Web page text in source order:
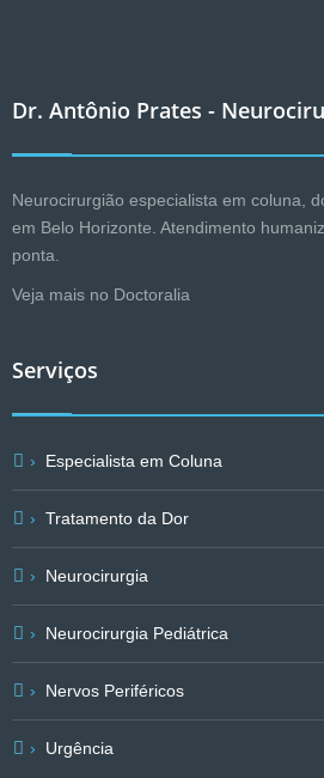
Dr. Antônio Prates -
Neurocirurgião especialista em coluna,
em Belo Horizonte. Atendimento
ponta.
Veja mais no Doctoralia
Serviços
Especialista em Coluna
Tratamento da Dor
Neurocirurgia
Neurocirurgia Pediátrica
Nervos Periféricos
Urgência